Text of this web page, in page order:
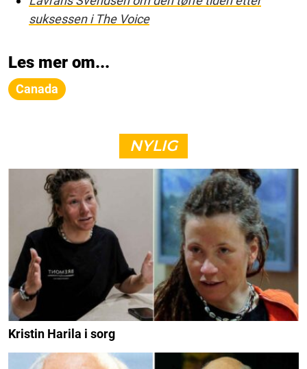
suksessen i The Voice
Les mer om...
Canada
NYLIG
Kristin Harila i sorg